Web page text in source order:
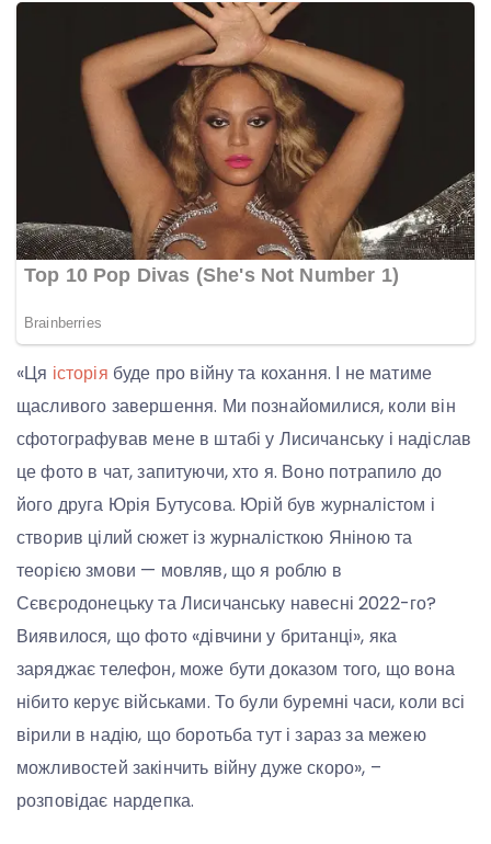
«Ця історія буде про війну та кохання. І не матиме
щасливого завершення. Ми познайомилися, коли він
сфотографував мене в штабі у Лисичанську і надіслав
це фото в чат, запитуючи, хто я. Воно потрапило до
його друга Юрія Бутусова. Юрій був журналістом і
створив цілий сюжет із журналісткою Яніною та
теорією змови — мовляв, що я роблю в
Сєвєродонецьку та Лисичанську навесні 2022-го?
Виявилося, що фото «дівчини у британці», яка
заряджає телефон, може бути доказом того, що вона
нібито керує військами. То були буремні часи, коли всі
вірили в надію, що боротьба тут і зараз за межею
можливостей закінчить війну дуже скоро», –
розповідає нардепка.